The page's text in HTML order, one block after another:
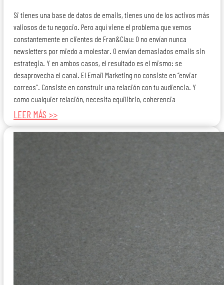
Si tienes una base de datos de emails, tienes uno de los activos más
valiosos de tu negocio. Pero aquí viene el problema que vemos
constantemente en clientes de Fran&Clau: O no envían nunca
newsletters por miedo a molestar. O envían demasiados emails sin
estrategia. Y en ambos casos, el resultado es el mismo: se
desaprovecha el canal. El Email Marketing no consiste en “enviar
correos”. Consiste en construir una relación con tu audiencia. Y
como cualquier relación, necesita equilibrio, coherencia
LEER MÁS >>